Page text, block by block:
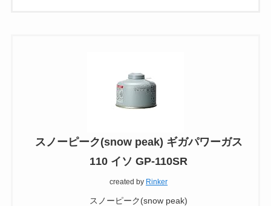
スノーピーク(snow peak) ギガパワーガス
110 イソ GP-110SR
created by Rinker
スノーピーク(snow peak)